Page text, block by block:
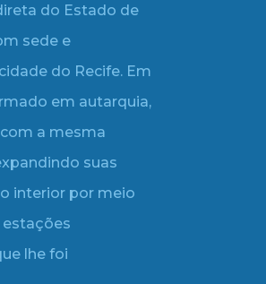
fonte
do Estado de
sede e
do Recife. Em
em autarquia,
a mesma
suas
interior por meio
estações
lhe foi